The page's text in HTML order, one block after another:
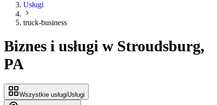
Usługi
truck-business
Biznes i usługi w Stroudsburg,
PA
Wszystkie usługiUsługi